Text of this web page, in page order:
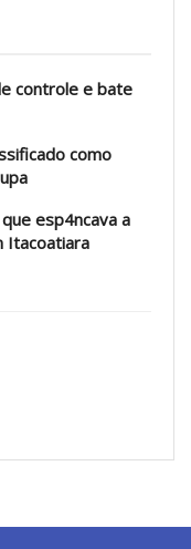
controle e bate
como
esp4ncava a
Itacoatiara